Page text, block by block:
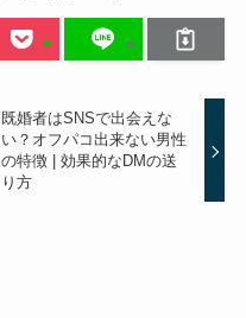
既婚者はSNSで出会えな
い？オフパコ出来ない男性
の特徴 | 効果的なDMの送
り方